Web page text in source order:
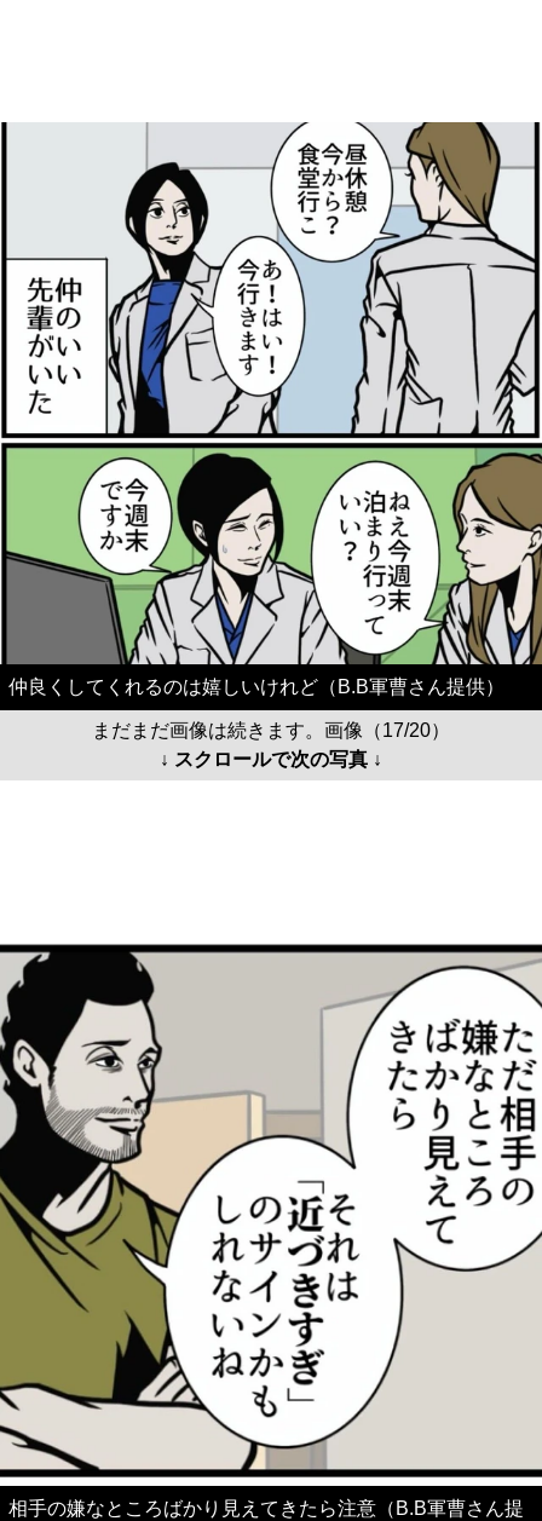
仲良くしてくれるのは嬉しいけれど（B.B軍曹さん提供）
まだまだ画像は続きます。画像（17/20）
↓ スクロールで次の写真 ↓
相手の嫌なところばかり見えてきたら注意（B.B軍曹さん提